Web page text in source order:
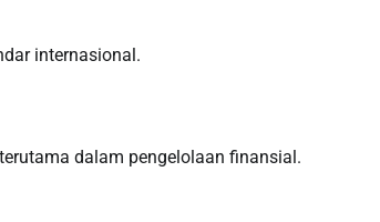
internasional.
dalam pengelolaan finansial.